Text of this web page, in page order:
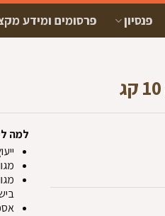
פנסיון פרסומים ומידע
למה